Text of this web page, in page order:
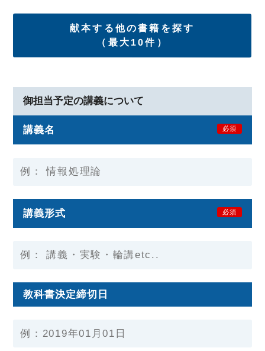
献本する他の書籍を探す
（最大10件）
御担当予定の講義について
講義名 必須
講義形式 必須
教科書決定締切日